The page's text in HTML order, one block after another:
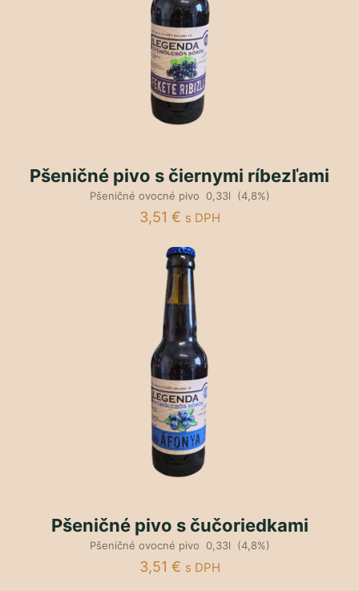
Pšeničné pivo s čiernymi ríbezľami
Pšeničné ovocné pivo 0,33l (4,8%)
3,51 € s DPH
Pšeničné pivo s čučoriedkami
Pšeničné ovocné pivo 0,33l (4,8%)
3,51 € s DPH